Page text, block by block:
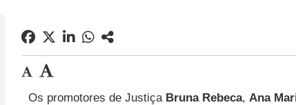
Os promotores de Justiça Bruna Rebeca, Ana